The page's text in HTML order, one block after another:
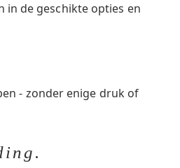
in de geschikte opties en
- zonder enige druk of